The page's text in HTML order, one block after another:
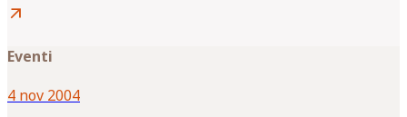
arrow_outward
Eventi
4 nov 2004